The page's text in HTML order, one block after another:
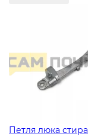
Петля люка